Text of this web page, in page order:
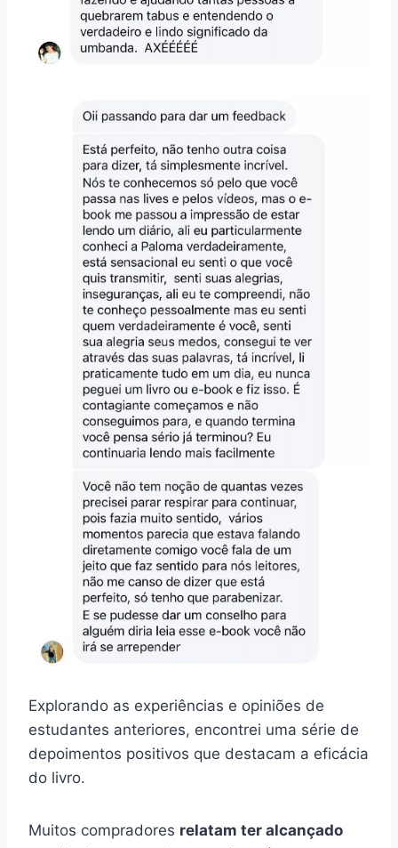
Explorando as experiências e opiniões de
estudantes anteriores, encontrei uma série de
depoimentos positivos que destacam a eficácia
do livro.
Muitos compradores relatam ter alcançado